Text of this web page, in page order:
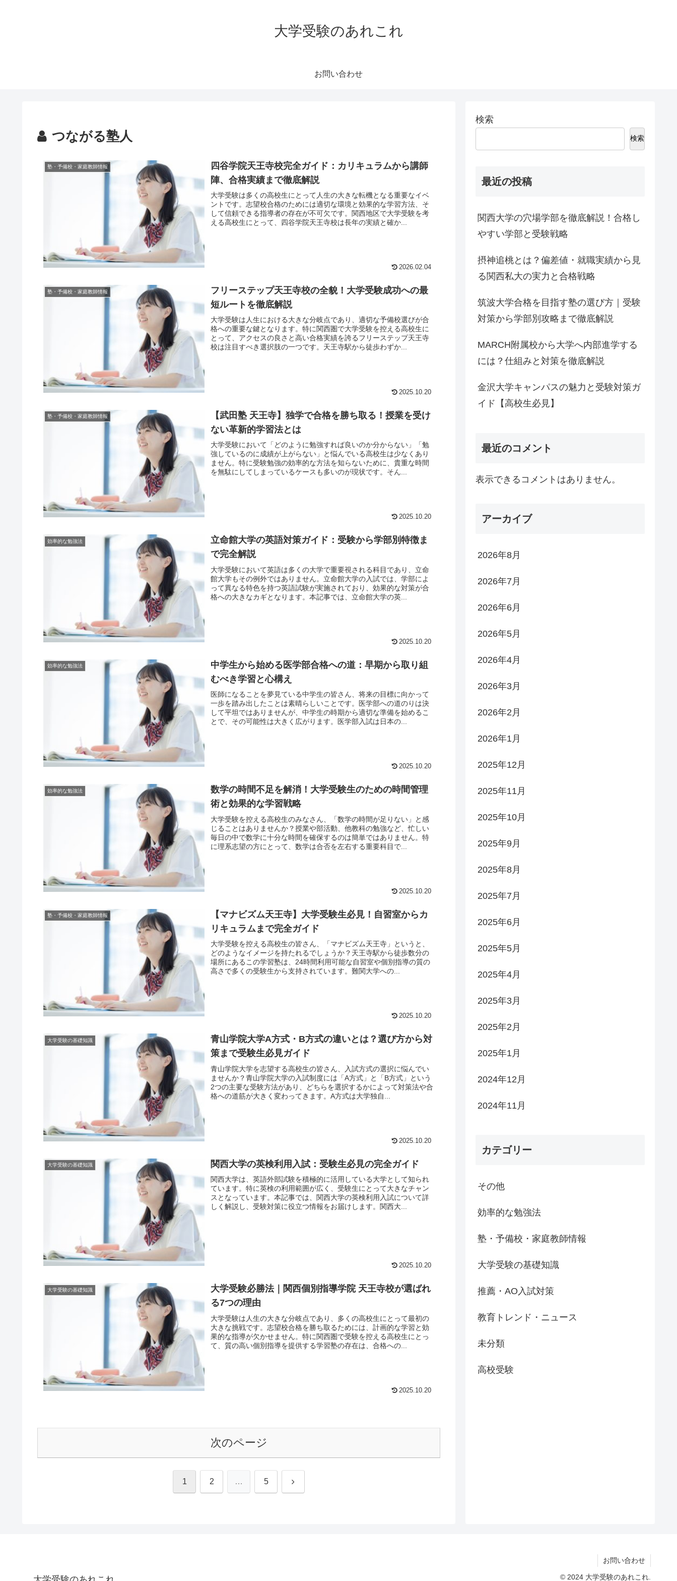
大学受験のあれこれ
お問い合わせ
つながる塾人
塾・予備校・家庭教師情報
四谷学院天王寺校完全ガイド：カリキュラムから講師
陣、合格実績まで徹底解説
大学受験は多くの高校生にとって人生の大きな転機となる重要なイベ
ントです。志望校合格のためには適切な環境と効果的な学習方法、そ
して信頼できる指導者の存在が不可欠です。関西地区で大学受験を考
える高校生にとって、四谷学院天王寺校は長年の実績と確か...
2026.02.04
塾・予備校・家庭教師情報
フリーステップ天王寺校の全貌！大学受験成功への最
短ルートを徹底解説
大学受験は人生における大きな分岐点であり、適切な予備校選びが合
格への重要な鍵となります。特に関西圏で大学受験を控える高校生に
とって、アクセスの良さと高い合格実績を誇るフリーステップ天王寺
校は注目すべき選択肢の一つです。天王寺駅から徒歩わずか...
2025.10.20
塾・予備校・家庭教師情報
【武田塾 天王寺】独学で合格を勝ち取る！授業を受け
ない革新的学習法とは
大学受験において「どのように勉強すれば良いのか分からない」「勉
強しているのに成績が上がらない」と悩んでいる高校生は少なくあり
ません。特に受験勉強の効率的な方法を知らないために、貴重な時間
を無駄にしてしまっているケースも多いのが現状です。そん...
2025.10.20
効率的な勉強法
立命館大学の英語対策ガイド：受験から学部別特徴ま
で完全解説
大学受験において英語は多くの大学で重要視される科目であり、立命
館大学もその例外ではありません。立命館大学の入試では、学部によ
って異なる特色を持つ英語試験が実施されており、効果的な対策が合
格への大きなカギとなります。本記事では、立命館大学の英...
2025.10.20
効率的な勉強法
中学生から始める医学部合格への道：早期から取り組
むべき学習と心構え
医師になることを夢見ている中学生の皆さん、将来の目標に向かって
一歩を踏み出したことは素晴らしいことです。医学部への道のりは決
して平坦ではありませんが、中学生の時期から適切な準備を始めるこ
とで、その可能性は大きく広がります。医学部入試は日本の...
2025.10.20
効率的な勉強法
数学の時間不足を解消！大学受験生のための時間管理
術と効果的な学習戦略
大学受験を控える高校生のみなさん、「数学の時間が足りない」と感
じることはありませんか？授業や部活動、他教科の勉強など、忙しい
毎日の中で数学に十分な時間を確保するのは簡単ではありません。特
に理系志望の方にとって、数学は合否を左右する重要科目で...
2025.10.20
塾・予備校・家庭教師情報
【マナビズム天王寺】大学受験生必見！自習室からカ
リキュラムまで完全ガイド
大学受験を控える高校生の皆さん、「マナビズム天王寺」というと、
どのようなイメージを持たれるでしょうか？天王寺駅から徒歩数分の
場所にあるこの学習塾は、24時間利用可能な自習室や個別指導の質の
高さで多くの受験生から支持されています。難関大学への...
2025.10.20
大学受験の基礎知識
青山学院大学A方式・B方式の違いとは？選び方から対
策まで受験生必見ガイド
青山学院大学を志望する高校生の皆さん、入試方式の選択に悩んでい
ませんか？青山学院大学の入試制度には「A方式」と「B方式」という
2つの主要な受験方法があり、どちらを選択するかによって対策法や合
格への道筋が大きく変わってきます。A方式は大学独自...
2025.10.20
大学受験の基礎知識 関西大学の英検利用入試：受験生必見の完全ガイド
関西大学は、英語外部試験を積極的に活用している大学として知られ
ています。特に英検の利用範囲が広く、受験生にとって大きなチャン
スとなっています。本記事では、関西大学の英検利用入試について詳
しく解説し、受験対策に役立つ情報をお届けします。関西大...
2025.10.20
大学受験の基礎知識
大学受験必勝法｜関西個別指導学院 天王寺校が選ばれ
る7つの理由
大学受験は人生の大きな分岐点であり、多くの高校生にとって最初の
大きな挑戦です。志望校合格を勝ち取るためには、計画的な学習と効
果的な指導が欠かせません。特に関西圏で受験を控える高校生にとっ
て、質の高い個別指導を提供する学習塾の存在は、合格への...
2025.10.20
次のページ
1 2 … 5 次
検索
検索
最近の投稿
関西大学の穴場学部を徹底解説！合格し
やすい学部と受験戦略
摂神追桃とは？偏差値・就職実績から見
る関西私大の実力と合格戦略
筑波大学合格を目指す塾の選び方｜受験
対策から学部別攻略まで徹底解説
MARCH附属校から大学へ内部進学する
には？仕組みと対策を徹底解説
金沢大学キャンパスの魅力と受験対策ガ
イド【高校生必見】
最近のコメント
表示できるコメントはありません。
アーカイブ
2026年8月
2026年7月
2026年6月
2026年5月
2026年4月
2026年3月
2026年2月
2026年1月
2025年12月
2025年11月
2025年10月
2025年9月
2025年8月
2025年7月
2025年6月
2025年5月
2025年4月
2025年3月
2025年2月
2025年1月
2024年12月
2024年11月
カテゴリー
その他
効率的な勉強法
塾・予備校・家庭教師情報
大学受験の基礎知識
推薦・AO入試対策
教育トレンド・ニュース
未分類
高校受験
お問い合わせ
© 2024 大学受験のあれこれ.